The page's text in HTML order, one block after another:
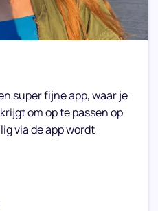
super fijne app, waar je
om op te passen op
via de app wordt